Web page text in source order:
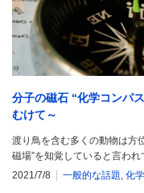
分子の磁石 “化学コンパ
むけて～
渡り鳥を含む多くの動物は方
磁場”を知覚していると言われ
2021/7/8
一般的な話題 化